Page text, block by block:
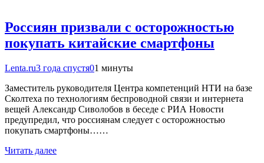
Россиян призвали с осторожностью
покупать китайские смартфоны
Lenta.ru3 года спустя01 минуты
Заместитель руководителя Центра компетенций НТИ на базе
Сколтеха по технологиям беспроводной связи и интернета
вещей Александр Сиволобов в беседе с РИА Новости
предупредил, что россиянам следует с осторожностью
покупать смартфоны……
Читать далее